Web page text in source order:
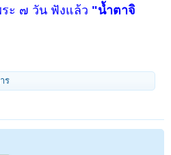
ระ ๗ วัน ฟังแล้ว "น้ำตาจิ
ร